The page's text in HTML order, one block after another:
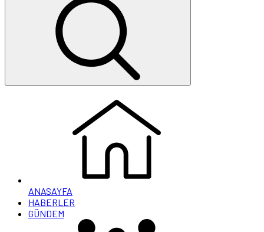
ANASAYFA
HABERLER
GÜNDEM